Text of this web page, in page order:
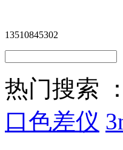
13510845302
热门搜索 ：
口色差仪